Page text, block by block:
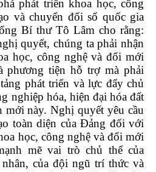
phát triển khoa học, công
và chuyển đổi số quốc gia
Bí thư Tô Lâm cho rằng:
quyết, chúng ta phải nhận
học, công nghệ và đổi mới
phương tiện hỗ trợ mà phải
phát triển và lực đẩy chủ
nghiệp hóa, hiện đại hóa đất
này. Nghị quyết yêu cầu
toàn diện của Đảng đối với
học, công nghệ và đổi mới
mẽ vai trò chủ thể của
của đội ngũ trí thức và